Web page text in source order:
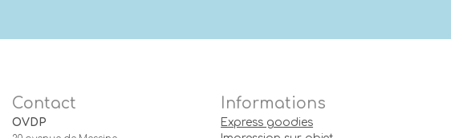
Contact
OVDP
Informations
Express goodies